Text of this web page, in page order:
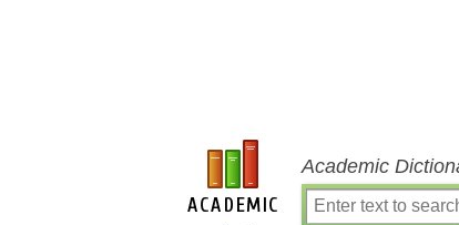
Academic